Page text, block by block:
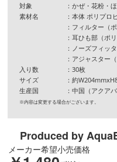
対象
：かぜ・花粉・
素材名
：本体 ポリプロ
：フィルター（
：耳ひも部（ポ
：ノーズフィッ
：アジャスター
入り数
：30枚
サイズ
：約
生産国
：中国（アクア
※内容は変更する場合がございます。
Produced by
メーカー希望小売価格